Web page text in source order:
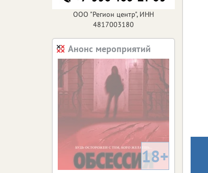
ООО "Регион центр", ИНН
4817003180
Анонс мероприятий
18+